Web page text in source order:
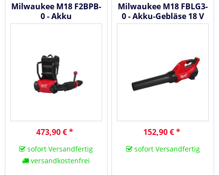
Milwaukee M18 F2BPB-
0 - Akku
Rucksackgebläse 18 V
473,90 € *
sofort Versandfertig
versandkostenfrei
Milwaukee M18 FBLG3-
0 - Akku-Gebläse 18 V
#4933493301
152,90 € *
sofort Versandfertig